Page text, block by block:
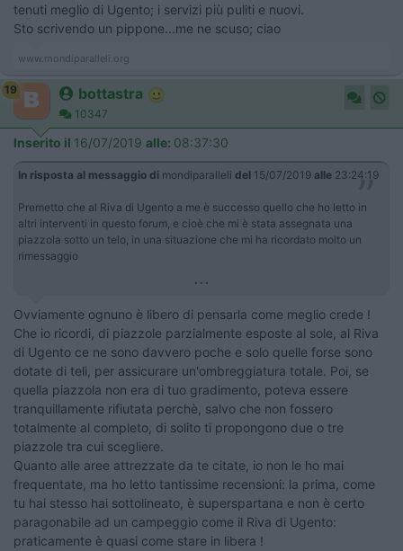
tenuti meglio di Ugento; i servizi più puliti e nuovi.
Sto scrivendo un pippone...me ne scuso; ciao
www.mondiparalleli.org
19 bottastra
10347
Inserito il 16/07/2019 alle: 08:37:30
In risposta al messaggio di mondiparalleli del 15/07/2019 alle 23:24:19
Premetto che al Riva di Ugento a me è successo quello che ho letto in
altri interventi in questo forum, e cioè che mi è stata assegnata una
piazzola sotto un telo, in una situazione che mi ha ricordato molto un
rimessaggio
...
Ovviamente ognuno è libero di pensarla come meglio crede !
Che io ricordi, di piazzole parzialmente esposte al sole, al Riva
di Ugento ce ne sono davvero poche e solo quelle forse sono
dotate di teli, per assicurare un'ombreggiatura totale. Poi, se
quella piazzola non era di tuo gradimento, poteva essere
tranquillamente rifiutata perchè, salvo che non fossero
totalmente al completo, di solito ti propongono due o tre
piazzole tra cui scegliere.
Quanto alle aree attrezzate da te citate, io non le ho mai
frequentate, ma ho letto tantissime recensioni: la prima, come
tu hai stesso hai sottolineato, è superspartana e non è certo
paragonabile ad un campeggio come il Riva di Ugento:
praticamente è quasi come stare in libera !